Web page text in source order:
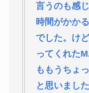
言うのも感
時間がかか
でした。け
ってくれた
ももうちょ
と思いまし